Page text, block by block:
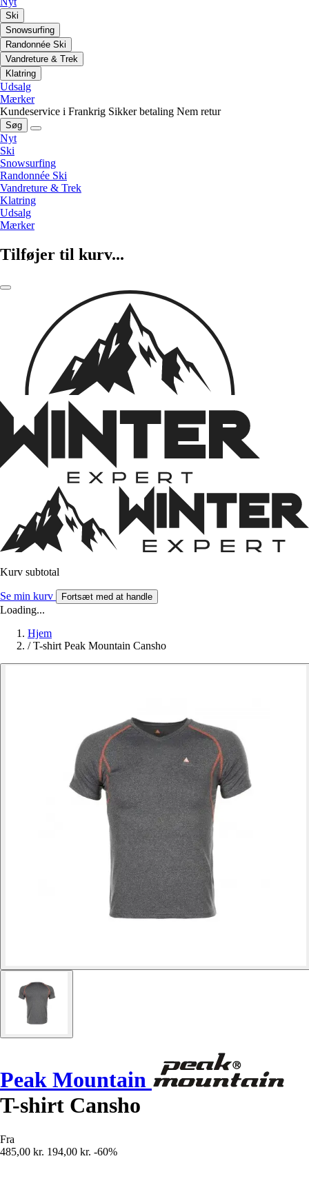
Ski
Snowsurfing
Randonnée Ski
Vandreture & Trek
Klatring
Udsalg
Mærker
Kundeservice i Frankrig Sikker betaling Nem retur
Søg
Nyt
Ski
Snowsurfing
Randonnée Ski
Vandreture & Trek
Klatring
Udsalg
Mærker
Tilføjer til kurv...
Kurv subtotal
Se min kurv Fortsæt med at handle
Loading...
Hjem
/ T-shirt Peak Mountain Cansho
Peak Mountain
T-shirt Cansho
Fra
485,00 kr. 194,00 kr. -60%